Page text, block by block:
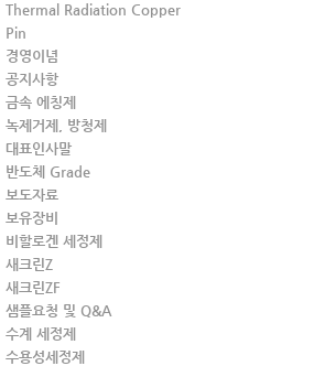
Thermal Radiation Copper
Pin
경영이념
공지사항
금속 에칭제
녹제거제, 방청제
대표인사말
반도체 Grade
보도자료
보유장비
비할로겐 세정제
새크린Z
새크린ZF
샘플요청 및 Q&A
수계 세정제
수용성세정제